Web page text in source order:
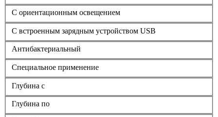
С ориентационным освещением
С встроенным зарядным устройством USB
Антибактериальный
Специальное применение
Глубина с
Глубина по